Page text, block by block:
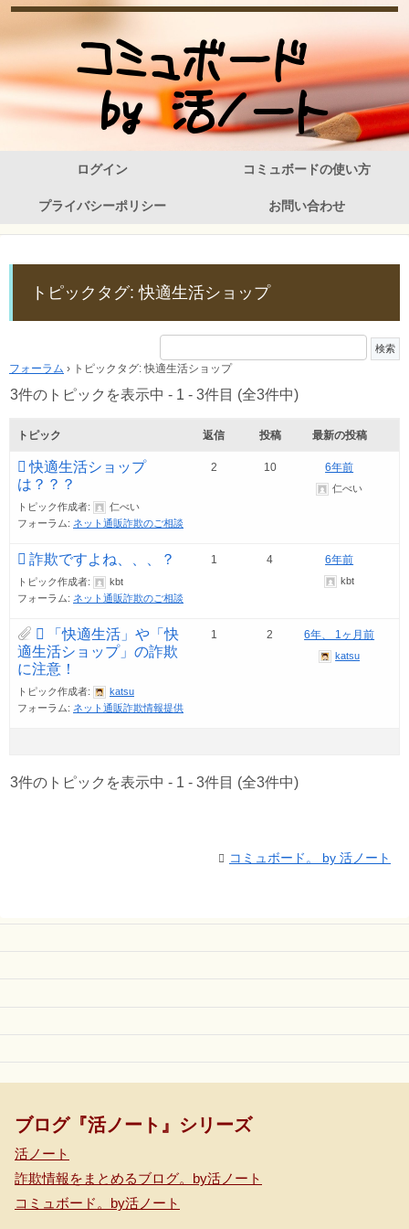
ログイン コミュボードの使い方
プライバシーポリシー お問い合わせ
トピックタグ: 快適生活ショップ
フォーラム › トピックタグ: 快適生活ショップ
3件のトピックを表示中 - 1 - 3件目 (全3件中)
トピック 返信 投稿 最新の投稿
快適生活ショップ
は？？？
トピック作成者:
仁べい
フォーラム: ネット通販詐欺のご相談
2 10 6年前
仁べい
詐欺ですよね、、、？
トピック作成者:
kbt
フォーラム: ネット通販詐欺のご相談
1 4 6年前
kbt
「快適生活」や「快
適生活ショップ」の詐欺
に注意！
トピック作成者:
katsu
フォーラム: ネット通販詐欺情報提供
1 2 6年、 1ヶ月前
katsu
3件のトピックを表示中 - 1 - 3件目 (全3件中)
コミュボード。 by 活ノート
ブログ『活ノート』シリーズ
活ノート
詐欺情報をまとめるブログ。by活ノート
コミュボード。by活ノート